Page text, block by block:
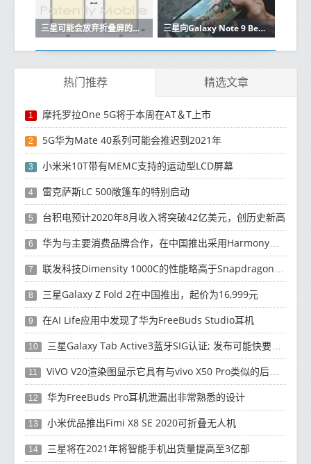
三星可能会放弃折叠屏的移动体验 三星向Galaxy Note 9 Beta测试仪推出稳定的Android 10更新
热门推荐 精选文章
1 摩托罗拉One 5G将于本周在AT＆T上市
2 5G华为Mate 40系列可能会推迟到2021年
3 小米米10T带有MEMC支持的运动型LCD屏幕
4 雷克萨斯LC 500敞篷车的特别启动
5 台积电预计2020年8月收入将突破42亿美元，创历史新高
6 华为与主要消费品牌合作，在中国推出采用HarmonyOS 2.0的智能家居产品
7 联发科技Dimensity 1000C的性能略高于Snapdragon 765G
8 三星Galaxy Z Fold 2在中国推出，起价为16,999元
9 在AI Life应用中发现了华为FreeBuds Studio耳机
10 三星Galaxy Tab Active3蓝牙SIG认证; 发布可能快要结束了
11 ViVO V20渲染图显示它具有与vivo X50 Pro类似的后部设计
12 华为FreeBuds Pro耳机泄漏出非常熟悉的设计
13 小米优品推出Fimi X8 SE 2020可折叠无人机
14 三星将在2021年将智能手机出货量提高至3亿部